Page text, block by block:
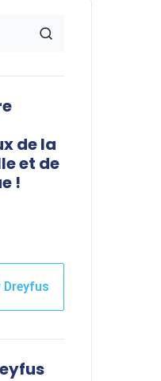
de la
et de
!